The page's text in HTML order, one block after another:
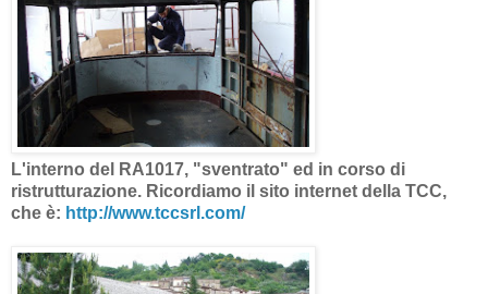
L'interno del RA1017, "sventrato" ed in corso di
ristrutturazione. Ricordiamo il sito internet della TCC,
che è: http://www.tccsrl.com/